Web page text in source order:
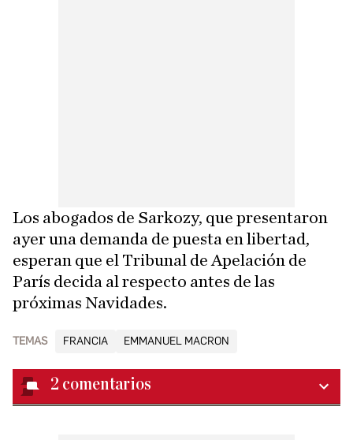
Los abogados de Sarkozy, que presentaron
ayer una demanda de puesta en libertad,
esperan que el Tribunal de Apelación de
París decida al respecto antes de las
próximas Navidades.
TEMAS FRANCIA EMMANUEL MACRON
2 comentarios